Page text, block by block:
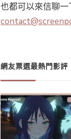
也都可以來信聊一
網友票選最熱門影評